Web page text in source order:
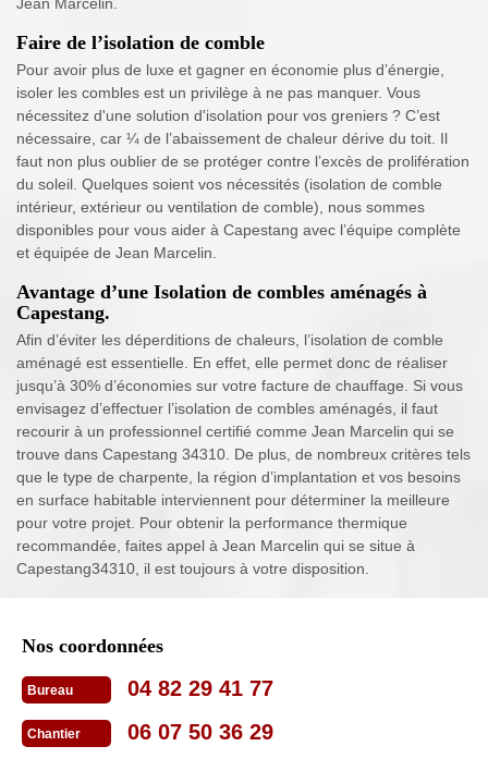
Faire de l’isolation de comble
Pour avoir plus de luxe et gagner en économie plus d’énergie,
isoler les combles est un privilège à ne pas manquer. Vous
nécessitez d'une solution d'isolation pour vos greniers ? C’est
nécessaire, car ¼ de l’abaissement de chaleur dérive du toit. Il
faut non plus oublier de se protéger contre l’excès de prolifération
du soleil. Quelques soient vos nécessités (isolation de comble
intérieur, extérieur ou ventilation de comble), nous sommes
disponibles pour vous aider à Capestang avec l’équipe complète
et équipée de Jean Marcelin.
Avantage d’une Isolation de combles aménagés à
Capestang.
Afin d’éviter les déperditions de chaleurs, l’isolation de comble
aménagé est essentielle. En effet, elle permet donc de réaliser
jusqu’à 30% d’économies sur votre facture de chauffage. Si vous
envisagez d’effectuer l’isolation de combles aménagés, il faut
recourir à un professionnel certifié comme Jean Marcelin qui se
trouve dans Capestang 34310. De plus, de nombreux critères tels
que le type de charpente, la région d’implantation et vos besoins
en surface habitable interviennent pour déterminer la meilleure
pour votre projet. Pour obtenir la performance thermique
recommandée, faites appel à Jean Marcelin qui se situe à
Capestang34310, il est toujours à votre disposition.
Nos coordonnées
Bureau 04 82 29 41 77
Chantier 06 07 50 36 29